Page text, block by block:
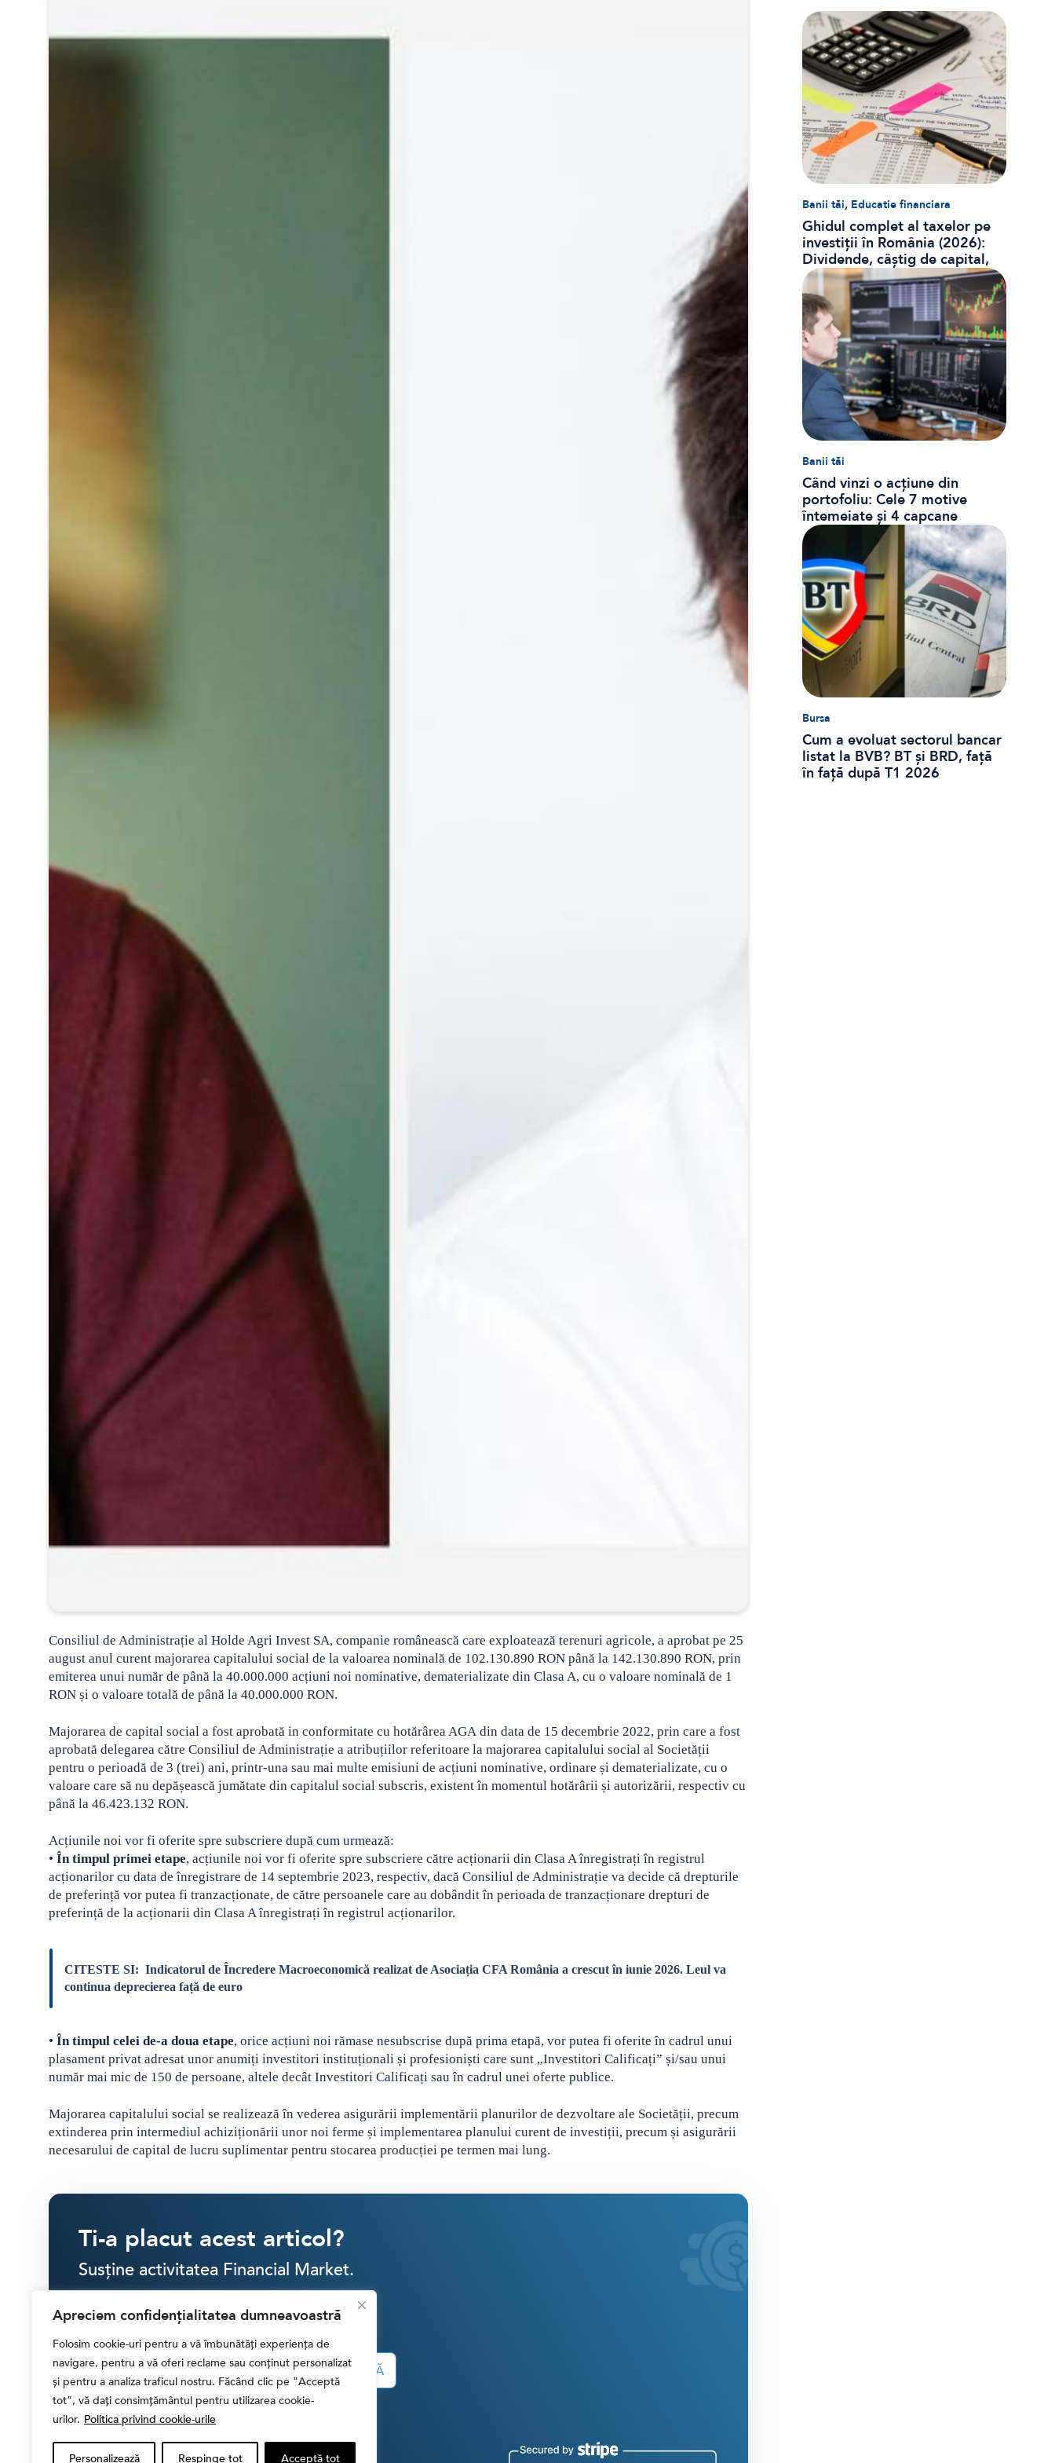
Apreciem confidențialitatea dumneavoastră
Folosim cookie-uri pentru a vă îmbunătăți experiența de
navigare, pentru a vă oferi reclame sau conținut personalizat
și pentru a analiza traficul nostru. Făcând clic pe "Acceptă
tot", vă dați consimțământul pentru utilizarea cookie-
urilor. Politica privind cookie-urile
Personalizează Respinge tot Acceptă tot
Consiliul de Administrație al Holde Agri Invest SA, companie românească care exploatează terenuri agricole, a aprobat pe 25
august anul curent majorarea capitalului social de la valoarea nominală de 102.130.890 RON până la 142.130.890 RON, prin
emiterea unui număr de până la 40.000.000 acțiuni noi nominative, dematerializate din Clasa A, cu o valoare nominală de 1
RON și o valoare totală de până la 40.000.000 RON.
Majorarea de capital social a fost aprobată in conformitate cu hotărârea AGA din data de 15 decembrie 2022, prin care a fost
aprobată delegarea către Consiliul de Administrație a atribuțiilor referitoare la majorarea capitalului social al Societății
pentru o perioadă de 3 (trei) ani, printr-una sau mai multe emisiuni de acțiuni nominative, ordinare și dematerializate, cu o
valoare care să nu depășească jumătate din capitalul social subscris, existent în momentul hotărârii și autorizării, respectiv cu
până la 46.423.132 RON.
Acțiunile noi vor fi oferite spre subscriere după cum urmează:
• În timpul primei etape, acțiunile noi vor fi oferite spre subscriere către acționarii din Clasa A înregistrați în registrul
acționarilor cu data de înregistrare de 14 septembrie 2023, respectiv, dacă Consiliul de Administrație va decide că drepturile
de preferință vor putea fi tranzacționate, de către persoanele care au dobândit în perioada de tranzacționare drepturi de
preferință de la acționarii din Clasa A înregistrați în registrul acționarilor.
CITESTE SI: Indicatorul de Încredere Macroeconomică realizat de Asociația CFA România a crescut în iunie 2026. Leul va
continua deprecierea față de euro
• În timpul celei de-a doua etape, orice acțiuni noi rămase nesubscrise după prima etapă, vor putea fi oferite în cadrul unui
plasament privat adresat unor anumiți investitori instituționali și profesioniști care sunt „Investitori Calificați” și/sau unui
număr mai mic de 150 de persoane, altele decât Investitori Calificați sau în cadrul unei oferte publice.
Majorarea capitalului social se realizează în vederea asigurării implementării planurilor de dezvoltare ale Societății, precum
extinderea prin intermediul achiziționării unor noi ferme și implementarea planului curent de investiții, precum și asigurării
necesarului de capital de lucru suplimentar pentru stocarea producției pe termen mai lung.
Ti-a placut acest articol?
Susține activitatea Financial Market.
SINGULAR LUNAR
30 RON 40 RON 50 RON ALTĂ SUMĂ
CONTRIBUIE CU
Banii tăi, Educatie financiara
Ghidul complet al taxelor pe
investiții în România (2026):
Dividende, câștig de capital,
dobânzi și CASS
Banii tăi
Când vinzi o acțiune din
portofoliu: Cele 7 motive
întemeiate și 4 capcane
emoționale (ghid 2026)
Bursa
Cum a evoluat sectorul bancar
listat la BVB? BT și BRD, față
în față după T1 2026